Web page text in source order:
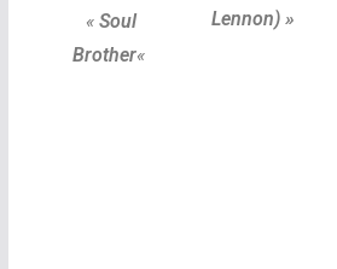
«Soul
Brother«
Lennon) »